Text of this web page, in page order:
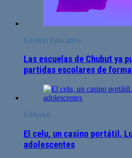
Gestión Educativa
Las escuelas de Chubut ya
partidas escolares de
Editorial
El celu, un casino portátil.
adolescentes